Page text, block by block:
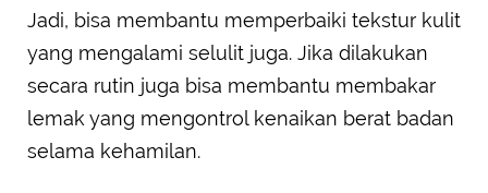
Jadi, bisa membantu memperbaiki tekstur kulit
yang mengalami selulit juga. Jika dilakukan
secara rutin juga bisa membantu membakar
lemak yang mengontrol kenaikan berat badan
selama kehamilan.